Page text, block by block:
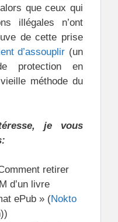
que ceux qui
illégales n’ont
de cette prise
d’assouplir (un
protection en
méthode du
je vous
retirer
d’un livre
ePub » (Nokto